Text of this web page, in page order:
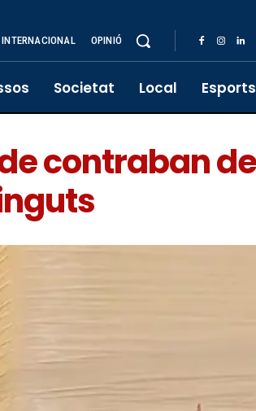
INTERNACIONAL OPINIÓ
Societat Local Esports
contraban de